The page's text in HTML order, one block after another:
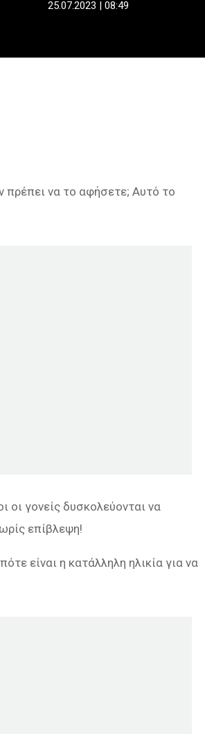
25.07.2023 | 08:49
πρέπει να το αφήσετε; Αυτό το
γονείς δυσκολεύονται να
επίβλεψη!
είναι η κατάλληλη ηλικία για να